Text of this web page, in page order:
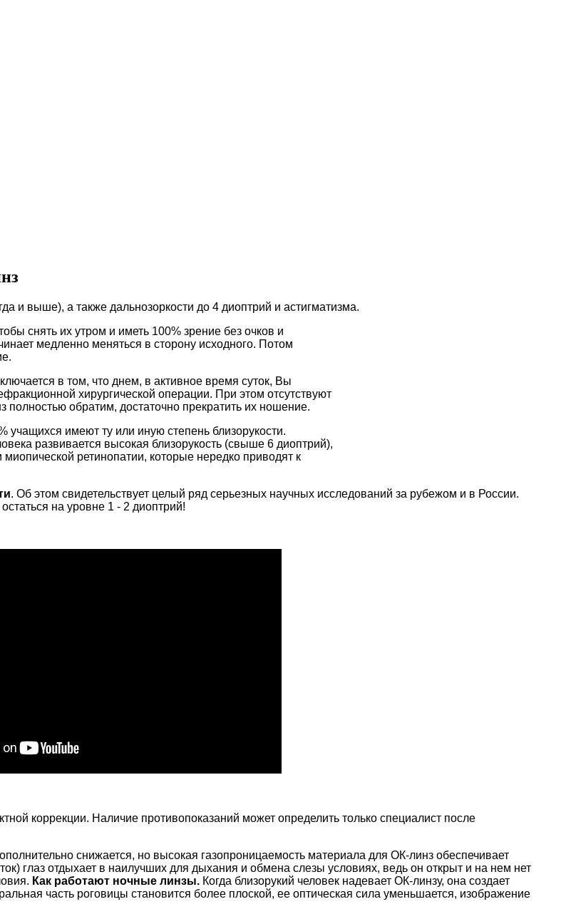
и выше), а также дальнозоркости до 4 диоптрий и астигматизма.
снять их утром и иметь 100% зрение без очков и
медленно меняться в сторону исходного. Потом
в том, что днем, в активное время суток, Вы
хирургической операции. При этом отсутствуют
полностью обратим, достаточно прекратить их ношение.
учащихся имеют ту или иную степень близорукости.
развивается высокая близорукость (свыше 6 диоптрий),
ретинопатии, которые нередко приводят к
. Об этом свидетельствует целый ряд серьезных научных исследований за рубежом и в России.
на уровне 1 - 2 диоптрий!
коррекции. Наличие противопоказаний может определить только специалист после
снижается, но высокая газопроницаемость материала для ОК-линз обеспечивает
глаз отдыхает в наилучших для дыхания и обмена слезы условиях, ведь он открыт и на нем нет
Как работают ночные линзы. Когда близорукий человек надевает ОК-линзу, она создает
часть роговицы становится более плоской, ее оптическая сила уменьшается, изображение